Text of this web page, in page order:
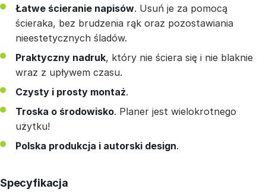
Łatwe ścieranie napisów. Usuń je za pomocą
ścieraka, bez brudzenia rąk oraz pozostawiania
nieestetycznych śladów.
Praktyczny nadruk, który nie ściera się i nie blaknie
wraz z upływem czasu.
Czysty i prosty montaż.
Troska o środowisko. Planer jest wielokrotnego
użytku!
Polska produkcja i autorski design.
Specyfikacja